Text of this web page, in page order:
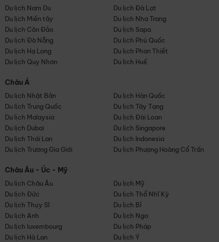
Du lịch Nam Du
Du lịch Đà Lạt
Du lịch Miền tây
Du lịch Nha Trang
Du lịch Côn Đảo
Du lịch Sapa
Du lịch Đà Nẵng
Du lịch Phú Quốc
Du lịch Hạ Long
Du lịch Phan Thiết
Du lịch Quy Nhơn
Du lịch Huế
Châu Á
Du lịch Nhật Bản
Du lịch Hàn Quốc
Du lịch Trung Quốc
Du lịch Tây Tạng
Du lịch Malaysia
Du lịch Đài Loan
Du lịch Dubai
Du lịch Singapore
Du lịch Thái Lan
Du lịch Indonesia
Du lịch Trương Gia Giới
Du lịch Phượng Hoàng Cổ Trấn
Châu Âu - Úc - Mỹ
Du lịch Châu Âu
Du lịch Mỹ
Du lịch Đức
Du lịch Thổ Nhĩ Kỳ
Du lịch Thụy Sĩ
Du lịch Bỉ
Du lịch Anh
Du lịch Nga
Du lịch luxembourg
Du lịch Pháp
Du lịch Hà Lan
Du lịch Ý